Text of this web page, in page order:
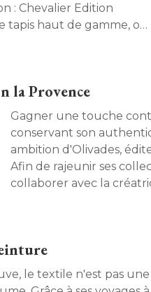
: Chevalier Edition
tapis haut de gamme, où
la Provence
Gagner une touche
conservant son
ambition d'Olivades,
Afin de rajeunir ses
collaborer avec la
le textile n'est pas une